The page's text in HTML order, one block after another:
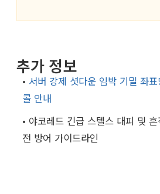
추가 정보
• 서버 강제 셧다운 임박 기밀 좌
콜 안내
• 야코레드 긴급 스텔스 대피 및
전 방어 가이드라인